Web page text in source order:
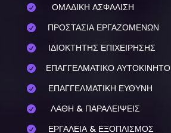
 ΟΜΑΔΙΚΗ ΑΣΦΑΛΙΣΗ
 ΠΡΟΣΤΑΣΙΑ ΕΡΓΑΖΟΜΕΝΩΝ
 ΙΔΙΟΚΤΗΤΗΣ ΕΠΙΧΕΙΡΗΣΗΣ
 ΕΠΑΓΓΕΛΜΑΤΙΚΟ ΑΥΤΟΚΙΝΗΤΟ
 ΕΠΑΓΓΕΛΜΑΤΙΚΗ ΕΥΘΥΝΗ
 ΛΑΘΗ & ΠΑΡΑΛΕΙΨΕΙΣ
 ΕΡΓΑΛΕΙΑ & ΕΞΟΠΛΙΣΜΟΣ